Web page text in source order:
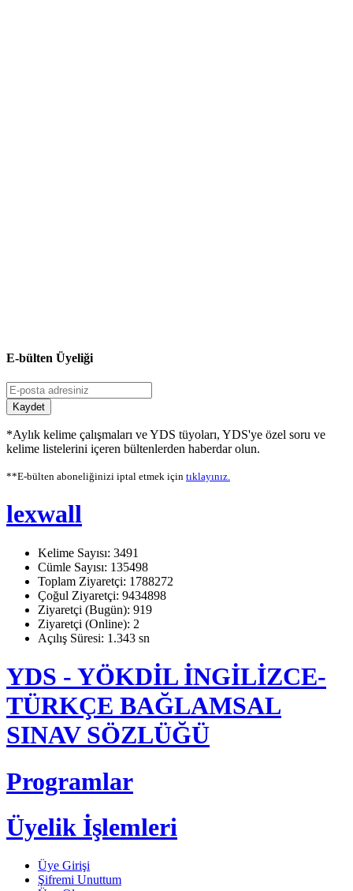
E-bülten Üyeliği
Kaydet
*Aylık kelime çalışmaları ve YDS tüyoları, YDS'ye özel soru ve
kelime listelerini içeren bültenlerden haberdar olun.
**E-bülten aboneliğinizi iptal etmek için tıklayınız.
lexwall
Kelime Sayısı: 3491
Cümle Sayısı: 135498
Toplam Ziyaretçi: 1788272
Çoğul Ziyaretçi: 9434898
Ziyaretçi (Bugün): 919
Ziyaretçi (Online): 2
Açılış Süresi: 1.343 sn
YDS - YÖKDİL İNGİLİZCE-
TÜRKÇE BAĞLAMSAL
SINAV SÖZLÜĞÜ
Programlar
Üyelik İşlemleri
Üye Girişi
Şifremi Unuttum